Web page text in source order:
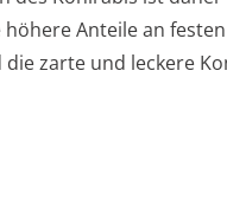
Anteile an
zarte und leckere